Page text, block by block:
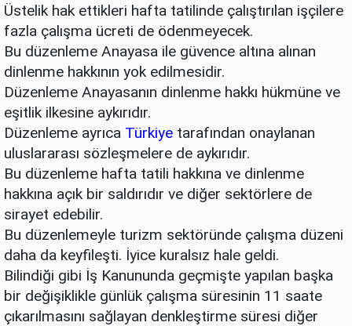
Üstelik hak ettikleri hafta tatilinde çalıştırılan işçilere
fazla çalışma ücreti de ödenmeyecek.
Bu düzenleme Anayasa ile güvence altına alınan
dinlenme hakkının yok edilmesidir.
Düzenleme Anayasanın dinlenme hakkı hükmüne ve
eşitlik ilkesine aykırıdır.
Düzenleme ayrıca Türkiye tarafından onaylanan
uluslararası sözleşmelere de aykırıdır.
Bu düzenleme hafta tatili hakkına ve dinlenme
hakkına açık bir saldırıdır ve diğer sektörlere de
sirayet edebilir.
Bu düzenlemeyle turizm sektöründe çalışma düzeni
daha da keyfileşti. İyice kuralsız hale geldi.
Bilindiği gibi İş Kanununda geçmişte yapılan başka
bir değişiklikle günlük çalışma süresinin 11 saate
çıkarılmasını sağlayan denkleştirme süresi diğer